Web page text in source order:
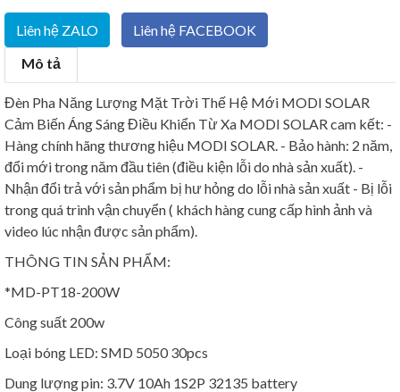
Liên hệ ZALO
Liên hệ FACEBOOK
Mô tả
Đèn Pha Năng Lượng Mặt Trời Thế Hệ Mới MODI SOLAR
Cảm Biến Áng Sáng Điều Khiển Từ Xa MODI SOLAR cam kết: -
Hàng chính hãng thương hiệu MODI SOLAR. - Bảo hành: 2 năm,
đổi mới trong năm đầu tiên (điều kiện lỗi do nhà sản xuất). -
Nhận đổi trả với sản phẩm bị hư hỏng do lỗi nhà sản xuất - Bị lỗi
trong quá trình vận chuyển ( khách hàng cung cấp hình ảnh và
video lúc nhận được sản phẩm).
THÔNG TIN SẢN PHẨM:
*MD-PT18-200W
Công suất 200w
Loại bóng LED: SMD 5050 30pcs
Dung lượng pin: 3.7V 10Ah 1S2P 32135 battery